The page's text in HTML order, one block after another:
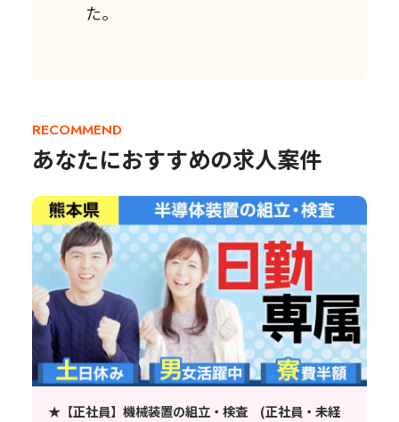
た。
RECOMMEND
あなたにおすすめの求人案件
★【正社員】機械装置の組立・検査 (正社員・未経